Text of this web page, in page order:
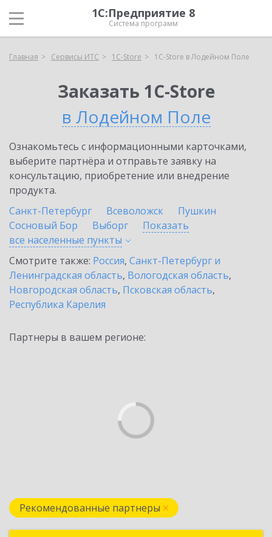
1С:Предприятие 8
Система программ
Главная Сервисы ИТС 1C-Store 1C-Store в Лодейном Поле
Заказать 1C-Store
в Лодейном Поле
Ознакомьтесь с информационными карточками,
выберите партнёра и отправьте заявку на
консультацию, приобретение или внедрение
продукта.
Санкт-Петербург
Всеволожск
Пушкин
Сосновый Бор
Выборг
Показать
все населенные пункты
Смотрите также: Россия, Санкт-Петербург и
Ленинградская область, Вологодская область,
Новгородская область, Псковская область,
Республика Карелия
Партнеры в вашем регионе:
Рекомендованные партнеры